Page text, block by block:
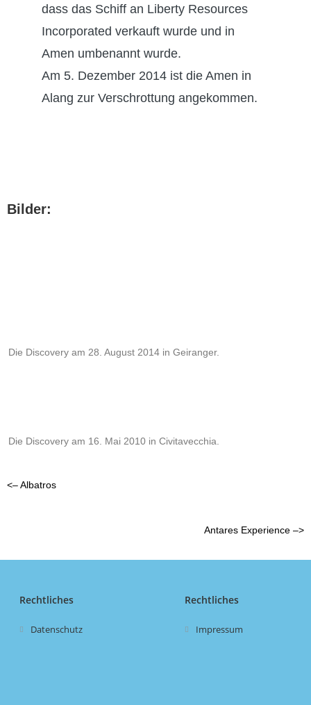
dass das Schiff an Liberty Resources
Incorporated verkauft wurde und in
Amen umbenannt wurde.
Am 5. Dezember 2014 ist die Amen in
Alang zur Verschrottung angekommen.
Bilder:
Die Discovery am 28. August 2014 in Geiranger.
Die Discovery am 16. Mai 2010 in Civitavecchia.
<– Albatros
Antares Experience –>
Rechtliches
Datenschutz
Rechtliches
Impressum